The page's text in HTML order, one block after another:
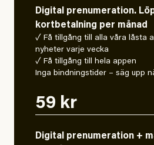
Digital prenumeration.
kortbetalning per månad
✓ Få tillgång till alla våra låsta
nyheter varje vecka
✓ Få tillgång till hela appen
Inga bindningstider – säg upp
59 kr
Digital prenumeration +